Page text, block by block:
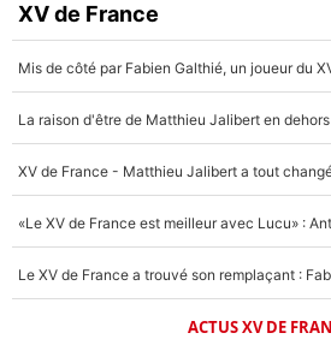
XV de France
ACTUS XV DE